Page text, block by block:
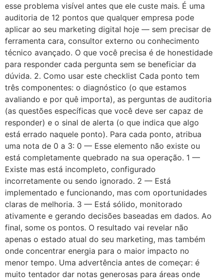
esse problema visível antes que ele custe mais. É uma
auditoria de 12 pontos que qualquer empresa pode
aplicar ao seu marketing digital hoje — sem precisar de
ferramenta cara, consultor externo ou conhecimento
técnico avançado. O que você precisa é de honestidade
para responder cada pergunta sem se beneficiar da
dúvida. 2. Como usar este checklist Cada ponto tem
três componentes: o diagnóstico (o que estamos
avaliando e por quê importa), as perguntas de auditoria
(as questões específicas que você deve ser capaz de
responder) e o sinal de alerta (o que indica que algo
está errado naquele ponto). Para cada ponto, atribua
uma nota de 0 a 3: 0 — Esse elemento não existe ou
está completamente quebrado na sua operação. 1 —
Existe mas está incompleto, configurado
incorretamente ou sendo ignorado. 2 — Está
implementado e funcionando, mas com oportunidades
claras de melhoria. 3 — Está sólido, monitorado
ativamente e gerando decisões baseadas em dados. Ao
final, some os pontos. O resultado vai revelar não
apenas o estado atual do seu marketing, mas também
onde concentrar energia para o maior impacto no
menor tempo. Uma advertência antes de começar: é
muito tentador dar notas generosas para áreas onde